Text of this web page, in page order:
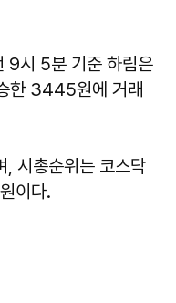
9시 5분 기준 하림은
한 3445원에 거래
시총순위는 코스닥
이다.